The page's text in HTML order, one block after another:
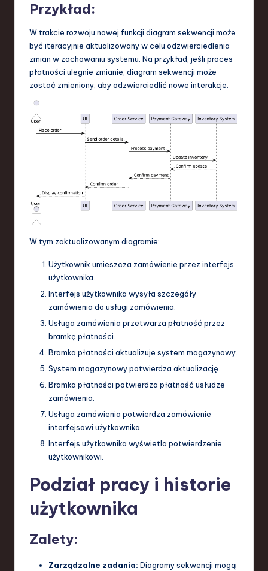
Przykład:
W trakcie rozwoju nowej funkcji diagram sekwencji może
być iteracyjnie aktualizowany w celu odzwierciedlenia
zmian w zachowaniu systemu. Na przykład, jeśli proces
płatności ulegnie zmianie, diagram sekwencji może
zostać zmieniony, aby odzwierciedlić nowe interakcje.
W tym zaktualizowanym diagramie:
Użytkownik umieszcza zamówienie przez interfejs
użytkownika.
Interfejs użytkownika wysyła szczegóły
zamówienia do usługi zamówienia.
Usługa zamówienia przetwarza płatność przez
bramkę płatności.
Bramka płatności aktualizuje system magazynowy.
System magazynowy potwierdza aktualizację.
Bramka płatności potwierdza płatność usłudze
zamówienia.
Usługa zamówienia potwierdza zamówienie
interfejsowi użytkownika.
Interfejs użytkownika wyświetla potwierdzenie
użytkownikowi.
Podział pracy i historie
użytkownika
Zalety:
Zarządzalne zadania: Diagramy sekwencji mogą